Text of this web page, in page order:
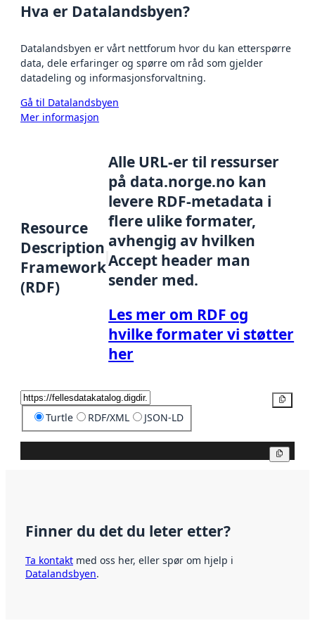
Hva er Datalandsbyen?
Datalandsbyen er vårt nettforum hvor du kan etterspørre
data, dele erfaringer og spørre om råd som gjelder
datadeling og informasjonsforvaltning.
Gå til Datalandsbyen
Mer informasjon
Resource
Description
Framework
(RDF)
Alle URL-er til ressurser
på data.norge.no kan
levere RDF-metadata i
flere ulike formater,
avhengig av hvilken
Accept header man
sender med.
Les mer om RDF og
hvilke formater vi støtter
her
Turtle RDF/XML JSON-LD
Finner du det du leter etter?
Ta kontakt med oss her, eller spør om hjelp i
Datalandsbyen.